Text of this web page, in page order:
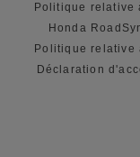
Politique relative
Honda
Politique relative
Déclaration